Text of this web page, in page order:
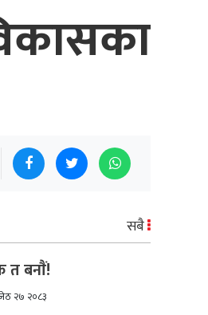
सबै
त बनाैं!
२७ २०८३